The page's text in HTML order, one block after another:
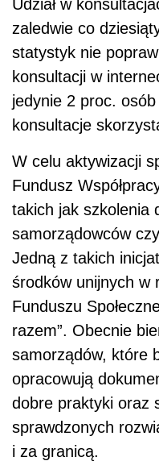
Udział w
zaledwie co
statystyk nie
konsultacji w
jedynie 2 proc.
konsultacje
W celu aktywizacji
Fundusz
takich jak szkolenia
samorządowców
Jedną z takich
środków unijnych w
Funduszu
razem”. Obecnie
samorządów, które
opracowują
dobre praktyki oraz
sprawdzonych
i za granicą.